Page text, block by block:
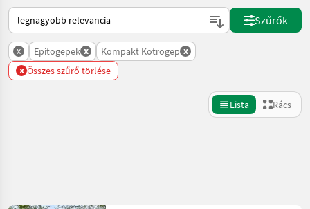
Így van sorba rendezve a Landwirt.com-on
Szűrők
x Epitogepek x Kompakt Kotrogep x
x Összes szűrő törlése
Lista Rács